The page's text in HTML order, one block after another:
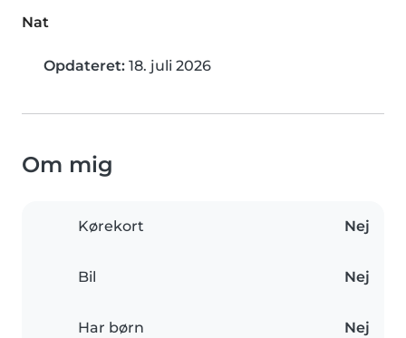
Nat
Opdateret: 18. juli 2026
Om mig
Kørekort Nej
Bil Nej
Har børn Nej